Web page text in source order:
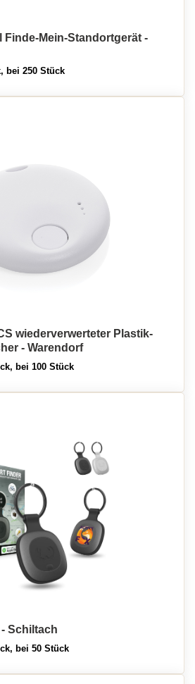
Finde-Mein-Standortgerät -
bei 250 Stück
wiederverwerteter Plastik-
- Warendorf
bei 100 Stück
Schiltach
bei 50 Stück